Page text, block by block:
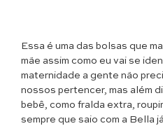
Essa é uma das bolsas que
mãe assim como eu vai se
maternidade a gente não
nossos pertencer, mas além
bebê, como fralda extra,
sempre que saio com a Bella